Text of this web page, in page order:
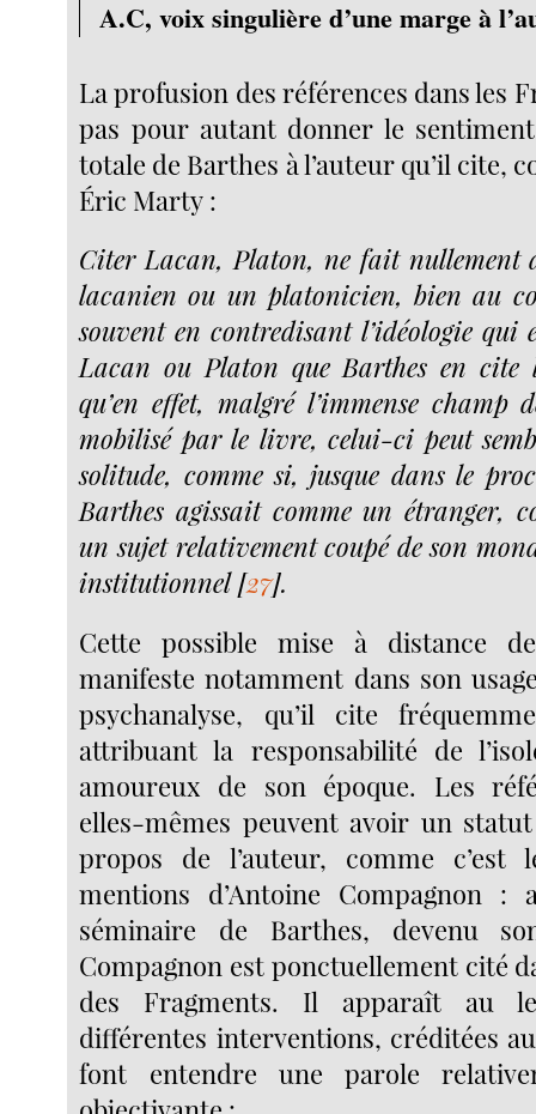
A.C, voix singulière d’une marge à
La profusion des références dans les
pas pour autant donner le sentiment
totale de Barthes à l’auteur qu’il cite,
Éric Marty :
Citer Lacan, Platon, ne fait nullement
lacanien ou un platonicien, bien au
souvent en contredisant l’idéologie qui
Lacan ou Platon que Barthes en cite
qu’en effet, malgré l’immense champ
mobilisé par le livre, celui-ci peut
solitude, comme si, jusque dans le
Barthes agissait comme un étranger,
un sujet relativement coupé de son
institutionnel[27].
Cette possible mise à distance
manifeste notamment dans son
psychanalyse, qu’il cite
attribuant la responsabilité de
amoureux de son époque. Les
elles-mêmes peuvent avoir un
propos de l’auteur, comme
mentions d’Antoine Compagnon :
séminaire de Barthes, devenu
Compagnon est ponctuellement cité
des Fragments. Il apparaît au
différentes interventions, créditées
font entendre une parole